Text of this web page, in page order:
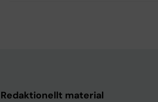
Redaktionellt material